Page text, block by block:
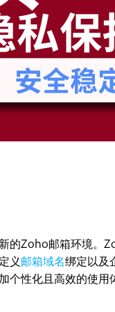
的Zoho邮箱环境。
义 邮箱域名绑定以及
个性化且高效的使用